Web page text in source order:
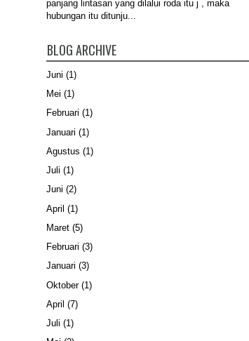
panjang lintasan yang dilalui roda itu j , maka
hubungan itu ditunju...
BLOG ARCHIVE
Juni (1)
Mei (1)
Februari (1)
Januari (1)
Agustus (1)
Juli (1)
Juni (2)
April (1)
Maret (5)
Februari (3)
Januari (3)
Oktober(1)
April (7)
Juli (1)